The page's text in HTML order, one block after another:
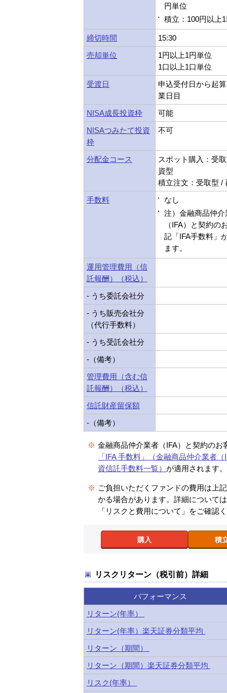
円単位
積立：100円以上
締切時間
15:30
売却単位
1円以上1円単位
1口以上1口単位
受渡日
申込受付日から起
業日目
NISA成長投資枠
可能
NISAつみたて投資
枠
不可
分配金コース
スポット購入：受
資型
積立注文：受取型 /
手数料
なし
注）金融商品仲介
（IFA）と契約の
記「IFA手数料」
ます。
運用管理費用（信
託報酬）（税込）
- うち委託会社分
- うち販売会社分
（代行手数料）
- うち受託会社分
-（備考）
管理費用（含む信
託報酬）（税込）
信託財産留保額
-（備考）
※ 金融商品仲介業者（IFA）と契約のお
「IFA 手数料」（金融商品仲介業者
資信託手数料一覧） が適用されます。
※ ご負担いただくファンドの費用は上
かる場合があります。詳細について
「リスクと費用について」をご確認
購入 積
リスクリターン（税引前）詳細
パフォーマンス
リターン(年率）
リターン(年率）楽天証券分類平均
リターン（期間）
リターン（期間）楽天証券分類平均
リスク(年率）